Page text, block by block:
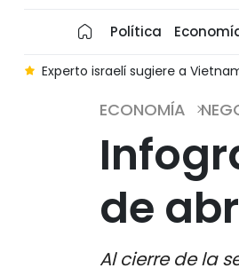
Política
Experto israelí sugiere a
ECONOMÍA
de
Al cierre de la